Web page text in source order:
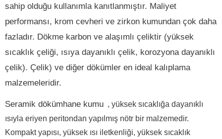
sahip olduğu kullanımla kanıtlanmıştır. Maliyet
performansı, krom cevheri ve zirkon kumundan çok daha
fazladır. Dökme karbon ve alaşımlı çeliktir (yüksek
sıcaklık çeliği, ısıya dayanıklı çelik, korozyona dayanıklı
çelik). Çelik) ve diğer dökümler en ideal kalıplama
malzemeleridir.
Seramik dökümhane kumu , yüksek sıcaklığa dayanıklı
ısıyla eriyen peritondan yapılmış nötr bir malzemedir.
Kompakt yapısı, yüksek ısı iletkenliği, yüksek sıcaklık